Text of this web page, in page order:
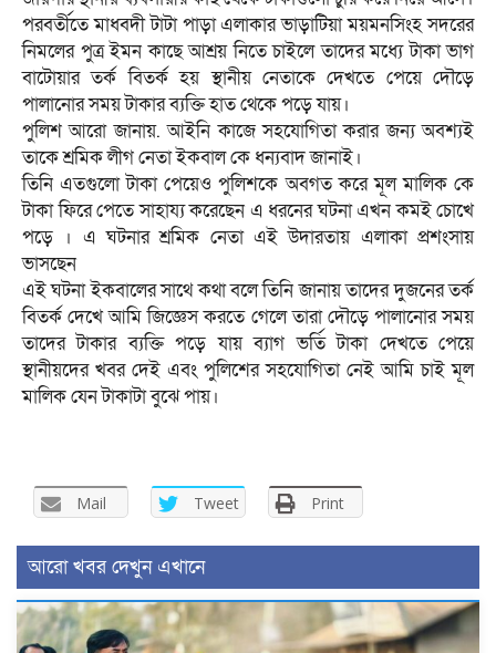
পরবর্তীতে মাধবদী টাটা পাড়া এলাকার ভাড়াটিয়া ময়মনসিংহ সদরের
নিমলের পুত্র ইমন কাছে আশ্রয় নিতে চাইলে তাদের মধ্যে টাকা ভাগ
বাটোয়ার তর্ক বিতর্ক হয় স্থানীয় নেতাকে দেখতে পেয়ে দৌড়ে
পালানোর সময় টাকার ব্যক্তি হাত থেকে পড়ে যায়।
পুলিশ আরো জানায়. আইনি কাজে সহযোগিতা করার জন্য অবশ্যই
তাকে শ্রমিক লীগ নেতা ইকবাল কে ধন্যবাদ জানাই।
তিনি এতগুলো টাকা পেয়েও পুলিশকে অবগত করে মূল মালিক কে
টাকা ফিরে পেতে সাহায্য করেছেন এ ধরনের ঘটনা এখন কমই চোখে
পড়ে । এ ঘটনার শ্রমিক নেতা এই উদারতায় এলাকা প্রশংসায়
ভাসছেন
এই ঘটনা ইকবালের সাথে কথা বলে তিনি জানায় তাদের দুজনের তর্ক
বিতর্ক দেখে আমি জিজ্ঞেস করতে গেলে তারা দৌড়ে পালানোর সময়
তাদের টাকার ব্যক্তি পড়ে যায় ব্যাগ ভর্তি টাকা দেখতে পেয়ে
স্থানীয়দের খবর দেই এবং পুলিশের সহযোগিতা নেই আমি চাই মূল
মালিক যেন টাকাটা বুঝে পায়।
Mail Tweet Print
আরো খবর দেখুন এখানে